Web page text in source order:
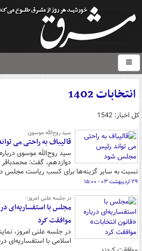
انتخابات 1402
کل اخبار: 1542
سید روح‌الله موسوی:
قالیباف به راحتی می
سید روح‌الله موسوی
دوازدهم، گفت:
نسبت به سایر گزینه‌ها برای کسب ریاست مجلس
۲۹ اردیبهشت ۰۳ - ۱۵:۰۰
در جلسه علنی امروز؛
مجلس با استفساریه‌ای
موافقت کرد
در جلسه علنی امروز،
اسلامی با استفساریه‌ای